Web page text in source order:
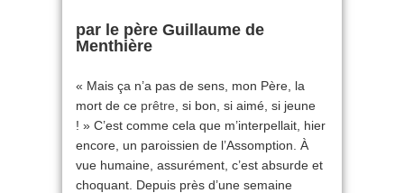
par le père Guillaume de
Menthière
« Mais ça n’a pas de sens, mon Père, la
mort de ce prêtre , si bon, si aimé, si jeune
! » C’est comme cela que m’interpellait, hier
encore, un paroissien de l’Assomption. À
vue humaine, assurément, c’est absurde et
choquant. Depuis près d’une semaine